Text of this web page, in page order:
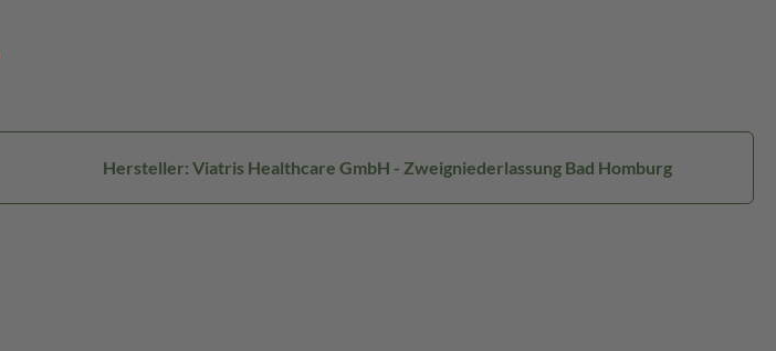
Hersteller: Viatris Healthcare GmbH - Zweigniederlassung Bad Homburg